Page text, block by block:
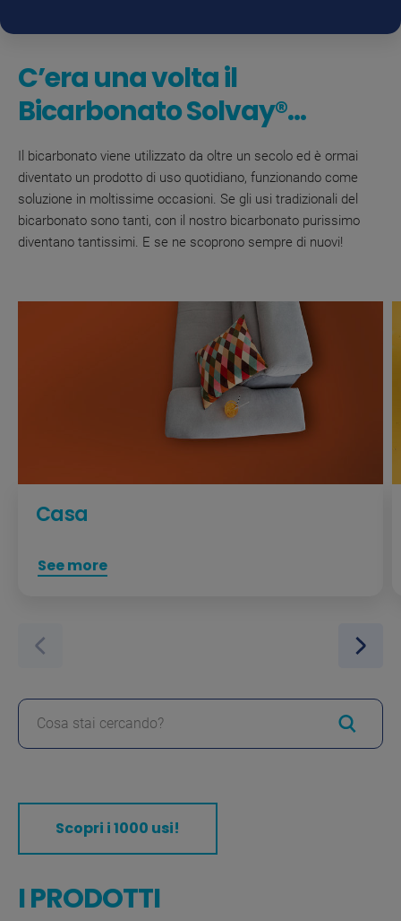
C’era una voltail
Bicarbonato Solvay®...
Il bicarbonato viene utilizzato da oltre un secolo ed è ormai
diventato un prodotto di uso quotidiano, funzionando come
soluzione in moltissime occasioni. Se g li usi tradizionali del
bicarbonato sono tanti, con il nostro bicarbonato purissimo
diventano tantissimi. E se ne scoprono sempre di nuovi!
Casa
See more
Scopri i 1000 usi!
I PRODOTTI